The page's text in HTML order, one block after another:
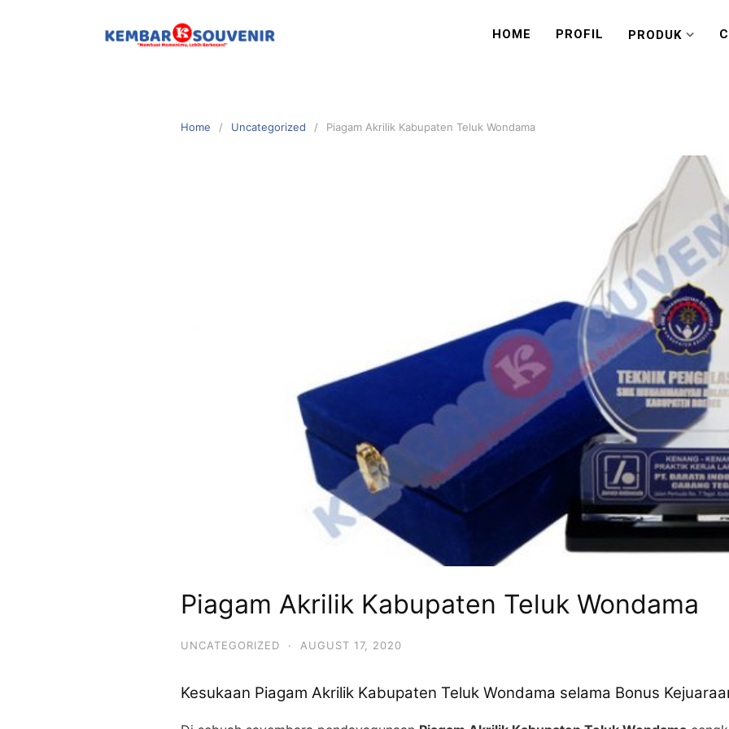
HOME PROFIL PRODUK
Home Uncategorized Piagam Akrilik Kabupaten Teluk Wondama
Piagam Akrilik Kabupaten Teluk Wondama
UNCATEGORIZED · AUGUST 17, 2020
Kesukaan Piagam Akrilik Kabupaten Teluk Wondama selama Bonus